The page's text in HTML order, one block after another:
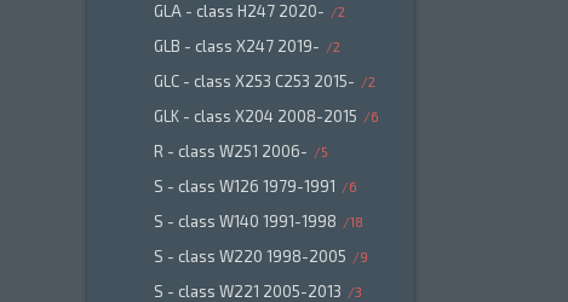
GLA - class H247 2020- 2
GLB - class X247 2019- 2
GLC - class X253 C253 2015- 2
GLK - class X204 2008-2015 6
R - class W251 2006- 5
S - class W126 1979-1991 6
S - class W140 1991-1998 18
S - class W220 1998-2005 9
S - class W221 2005-2013 3